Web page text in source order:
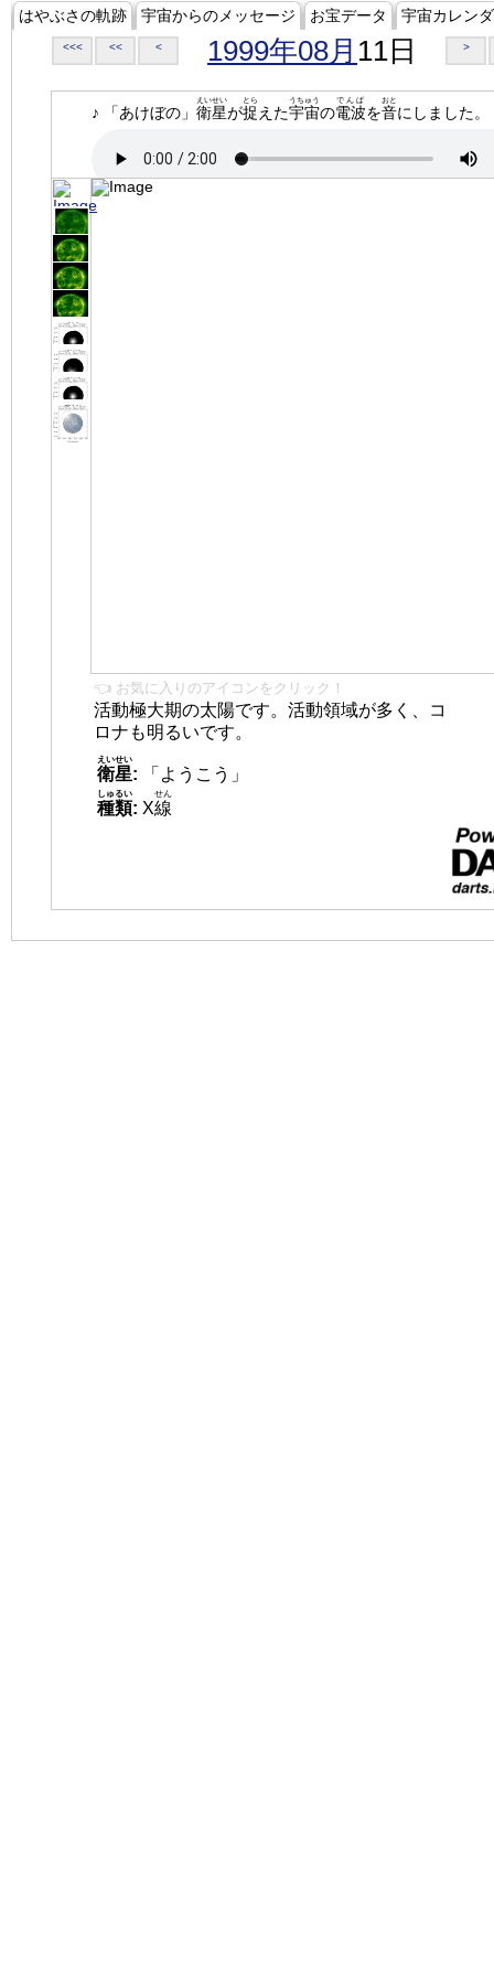
はやぶさの軌跡 宇宙からのメッセージ お宝データ 宇宙カレン
<<< << < 1999年08月 11日 >
♪ 「あけぼの」 衛星
えいせい
が捉
とら
えた宇宙
うちゅう
の電波
でんぱ
を音
おと
にしました。
👈 お気に入りのアイコンをクリック！
活動極大期の太陽です。活動領域が多く、コ
ロナも明るいです。
衛星
えいせい
:
「ようこう」
種類
しゅるい
: X線
せん